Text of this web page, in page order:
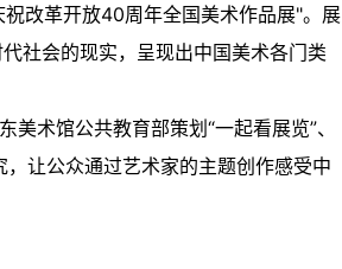
改革开放40周年全国美术作品展"。展
社会的现实，呈现出中国美术各门类
术馆公共教育部策划“一起看展览”、
，让公众通过艺术家的主题创作感受中